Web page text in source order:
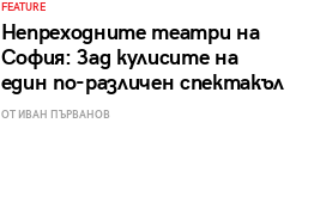
FEATURE
Непреходните театри на
София: Зад кулисите на
един по-различен спектакъл
ОТ ИВАН ПЪРВАНОВ